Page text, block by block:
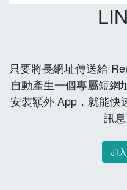
只要將長網址傳送給
自動產生一個專屬短網
安裝額外 App，就能快
訊息
加